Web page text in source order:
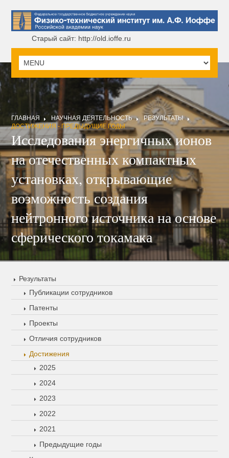
Старый сайт: http://old.ioffe.ru
ГЛАВНАЯ НАУЧНАЯ ДЕЯТЕЛЬНОСТЬ
РЕЗУЛЬТАТЫ
ДОСТИЖЕНИЯ - ПРЕДЫДУЩИЕ ГОДЫ
Исследования энергичных ионов
на отечественных компактных
установках, открывающие
возможность создания
нейтронного источника на основе
сферического токамака
Результаты
Публикации сотрудников
Патенты
Проекты
Отличия сотрудников
Достижения
2025
2024
2023
2022
2021
Предыдущие годы